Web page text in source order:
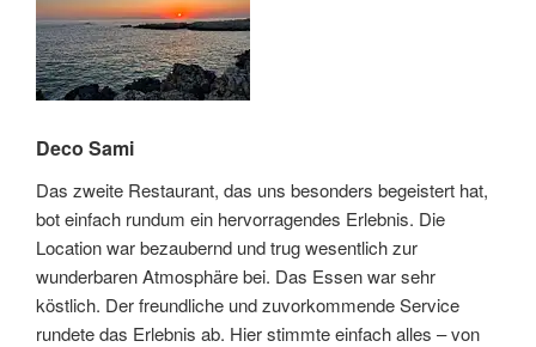
Deco Sami
Das zweite Restaurant, das uns besonders begeistert hat,
bot einfach rundum ein hervorragendes Erlebnis. Die
Location war bezaubernd und trug wesentlich zur
wunderbaren Atmosphäre bei. Das Essen war sehr
köstlich. Der freundliche und zuvorkommende Service
rundete das Erlebnis ab. Hier stimmte einfach alles – von